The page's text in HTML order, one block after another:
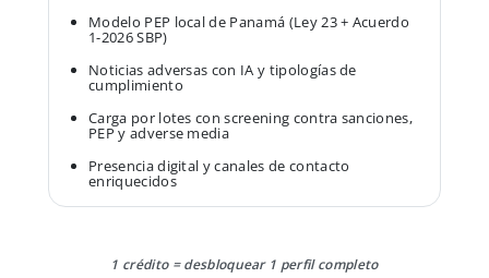
Modelo PEP local de Panamá (Ley 23 + Acuerdo
1-2026 SBP)
Noticias adversas con IA y tipologías de
cumplimiento
Carga por lotes con screening contra sanciones,
PEP y adverse media
Presencia digital y canales de contacto
enriquecidos
1 crédito = desbloquear 1 perfil completo